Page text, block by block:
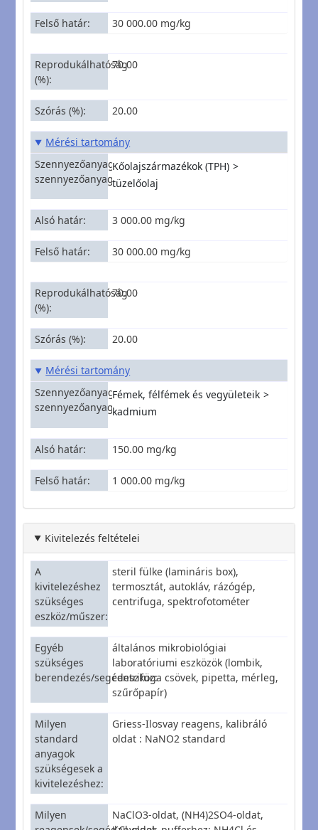
Felső határ 30 000.00 mg/kg
Reprodukálhatóság
(%)
70.00
Szórás (%) 20.00
Mérési tartomány
Szennyezőanyagcsoport|Konkrét
szennyezőanyag
Kőolajszármazékok (TPH)
tüzelőolaj
Alsó határ 3 000.00 mg/kg
Felső határ 30 000.00 mg/kg
Reprodukálhatóság
(%)
70.00
Szórás (%) 20.00
Mérési tartomány
Szennyezőanyagcsoport|Konkrét
szennyezőanyag
Fémek, félfémek és vegyületeik
kadmium
Alsó határ 150.00 mg/kg
Felső határ 1 000.00 mg/kg
Kivitelezés feltételei
A
kivitelezéshez
szükséges
eszköz/műszer
steril fülke (lamináris box),
termosztát, autokláv, rázógép,
centrifuga, spektrofotométer
Egyéb
szükséges
berendezés/segédeszköz
általános mikrobiológiai
laboratóriumi eszközök (lombik,
centrifuga csövek, pipetta, mérleg,
szűrőpapír)
Milyen
standard
anyagok
szükségesek a
kivitelezéshez
Griess-Ilosvay reagens, kalibráló
oldat : NaNO2 standard
Milyen
NaClO3-oldat, (NH4)2SO4-oldat,